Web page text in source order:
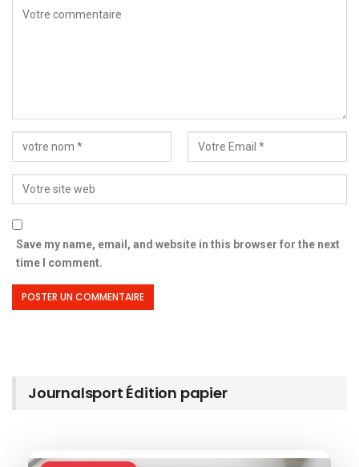
Save my name, email, and website in this browser for the next
time I comment.
Journalsport Édition papier